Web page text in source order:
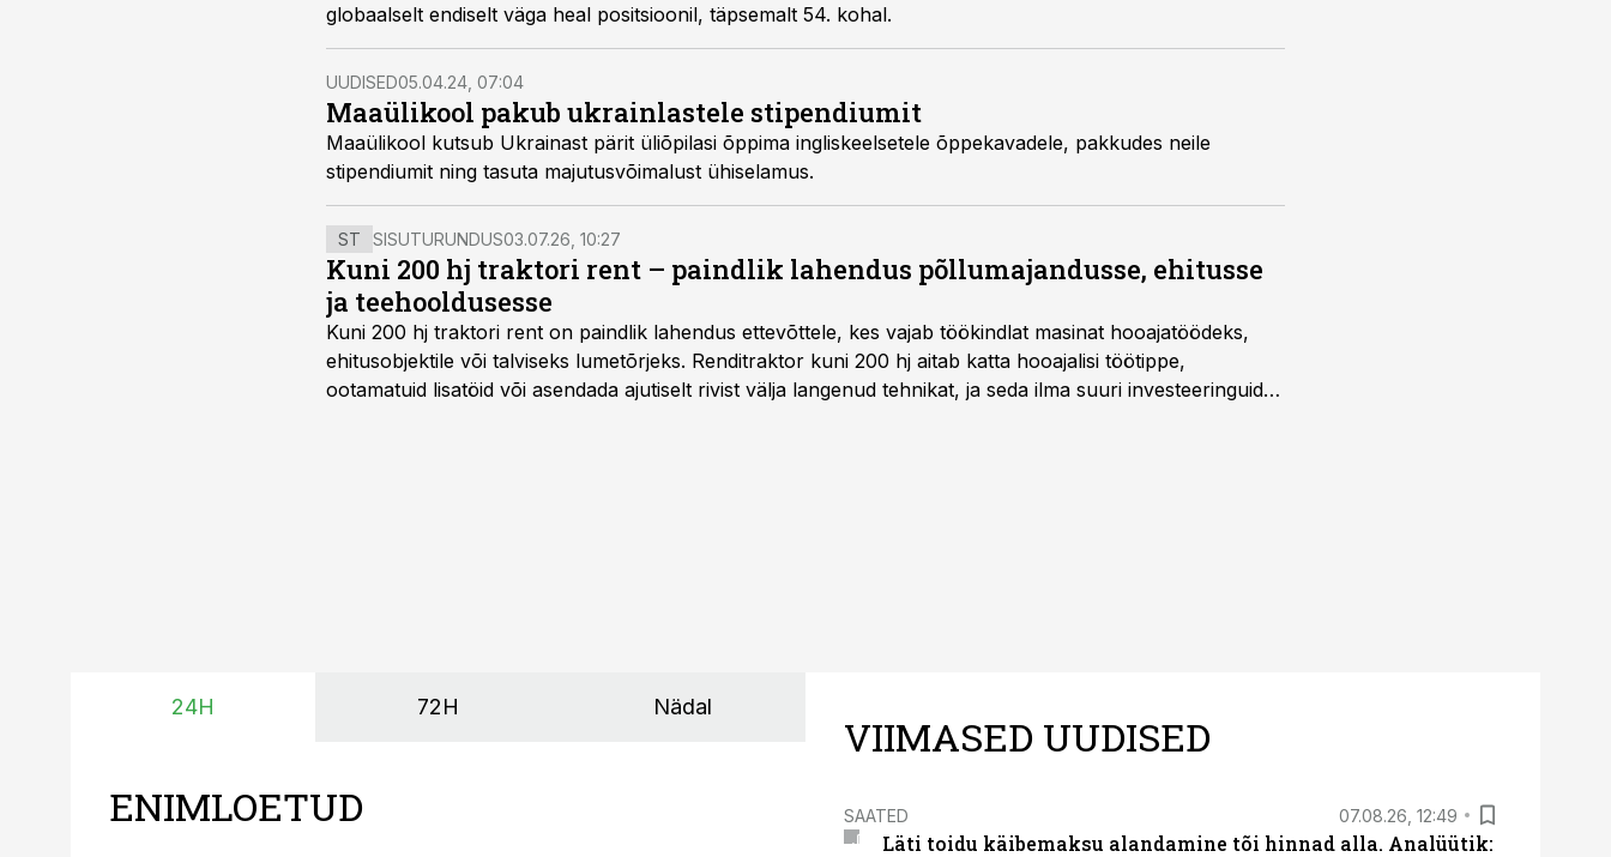
globaalselt endiselt väga heal positsioonil, täpsemalt 54. kohal.
UUDISED05.04.24, 07:04
Maaülikool pakub ukrainlastele stipendiumit
Maaülikool kutsub Ukrainast pärit üliõpilasi õppima ingliskeelsetele õppekavadele, pakkudes neile
stipendiumit ning tasuta majutusvõimalust ühiselamus.
ST SISUTURUNDUS03.07.26, 10:27
Kuni 200 hj traktori rent – paindlik lahendus põllumajandusse, ehitusse
ja teehooldusesse
Kuni 200 hj traktori rent on paindlik lahendus ettevõttele, kes vajab töökindlat masinat hooajatöödeks,
ehitusobjektile või talviseks lumetõrjeks. Renditraktor kuni 200 hj aitab katta hooajalisi töötippe,
ootamatuid lisatöid või asendada ajutiselt rivist välja langenud tehnikat, ja seda ilma suuri investeeringuid
24H 72H Nädal
ENIMLOETUD
VIIMASED UUDISED
SAATED 07.08.26, 12:49
Läti toidu käibemaksu alandamine tõi hinnad alla. Analüütik: